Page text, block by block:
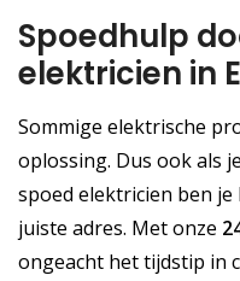
Spoedhulp
elektricien in
Sommige elektrische
oplossing. Dus ook als
spoed elektricien ben
juiste adres. Met onze
ongeacht het tijdstip in